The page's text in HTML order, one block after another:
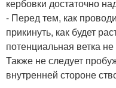
кербовки достаточно
- Перед тем, как
прикинуть, как будет
потенциальная ветка
Также не следует
внутренней стороне